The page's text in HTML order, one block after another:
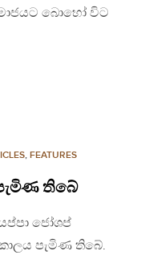
බොහෝ විට
, FEATURES
තිබේ
ජෝශප්
පැමිණ තිබේ.